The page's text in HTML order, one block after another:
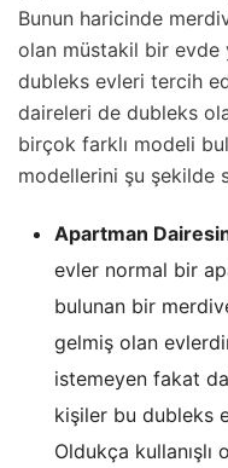
Bunun haricinde
olan müstakil bir evde
dubleks evleri tercih
daireleri de dubleks
birçok farklı modeli
modellerini şu şekilde
Apartman
evler normal bir
bulunan bir
gelmiş olan
istemeyen fakat
kişiler bu dubleks
Oldukça